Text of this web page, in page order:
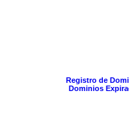
Registro de
Dominios